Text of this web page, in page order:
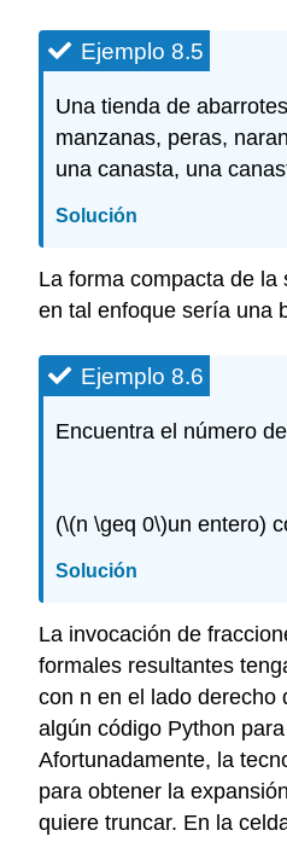
Ejemplo 8.5
Una tienda de
manzanas, peras,
una canasta, una
Solución
La forma compacta de la
en tal enfoque sería una
Ejemplo 8.6
Encuentra el número
(\(n \geq 0\)un entero)
Solución
La invocación de
formales resultantes
con n en el lado derecho
algún código Python
Afortunadamente, la
para obtener la
quiere truncar. En la